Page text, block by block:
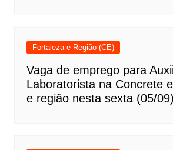
Fortaleza e Região (CE)
Vaga de emprego para
Laboratorista na Concrete
e região nesta sexta (05/09)